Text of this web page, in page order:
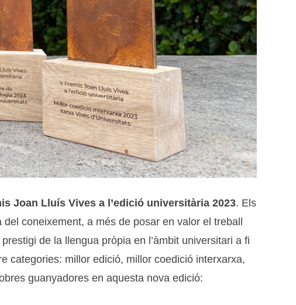
Joan Lluís Vives a l’edició universitària 2023. Els
coneixement, a més de posar en valor el treball
de la llengua pròpia en l’àmbit universitari a fi
categories: millor edició, millor coedició interxarxa,
guanyadores en aquesta nova edició: